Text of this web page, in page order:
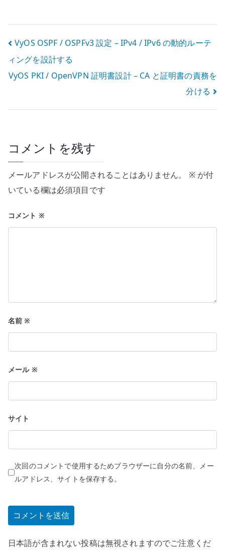
投
稿
ナ
ビ
ー
シ
ョ
ン
VyOS OSPF / OSPFv3 設定 – IPv4 / IPv6 の動的ルーテ
ィングを設計する
VyOS PKI / OpenVPN 証明書設計 – CA と証明書の責務を
分ける
コメントを残す
メールアドレスが公開されることはありません。 ※が付
いている欄は必須項目です
コメント ※
名前※
メール ※
サイト
次回のコメントで使用するためブラウザーに自分の名前、メー
ルアドレス、サイトを保存する。
日本語が含まれない投稿は無視されますのでご注意くだ